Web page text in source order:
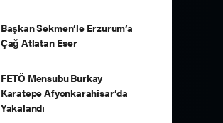
Başkan Sekmen’le Erzurum’a
Çağ Atlatan Eser
FETÖ Mensubu Burkay
Karatepe Afyonkarahisar’da
Yakalandı